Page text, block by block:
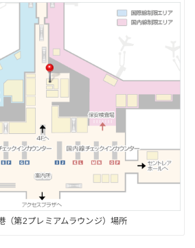
（第2プレミアムラウンジ）場所